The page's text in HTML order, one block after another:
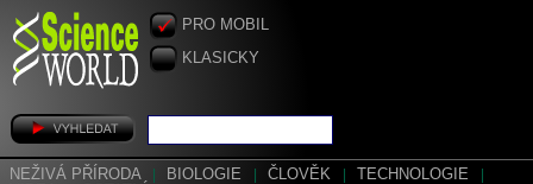
PRO MOBIL
KLASICKY
NEŽIVÁ PŘÍRODA BIOLOGIE ČLOVĚK TECHNOLOGIE